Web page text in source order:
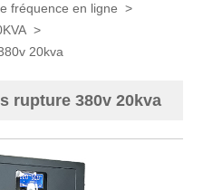
fréquence en ligne >
>
20kva
rupture 380v 20kva